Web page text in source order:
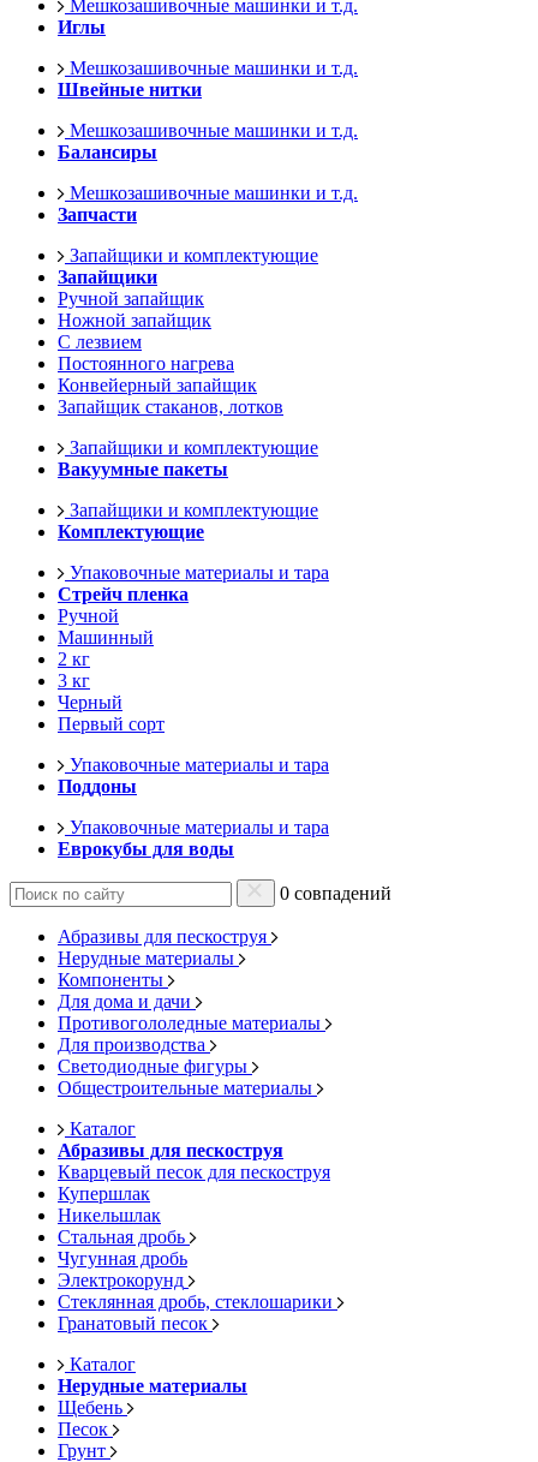
Мешкозашивочные машинки и т.д.
Иглы
Мешкозашивочные машинки и т.д.
Швейные нитки
Мешкозашивочные машинки и т.д.
Балансиры
Мешкозашивочные машинки и т.д.
Запчасти
Запайщики и комплектующие
Запайщики
Ручной запайщик
Ножной запайщик
С лезвием
Постоянного нагрева
Конвейерный запайщик
Запайщик стаканов, лотков
Запайщики и комплектующие
Вакуумные пакеты
Запайщики и комплектующие
Комплектующие
Упаковочные материалы и тара
Стрейч пленка
Ручной
Машинный
2 кг
3 кг
Черный
Первый сорт
Упаковочные материалы и тара
Поддоны
Упаковочные материалы и тара
Еврокубы для воды
0 совпадений
Абразивы для пескоструя
Нерудные материалы
Компоненты
Для дома и дачи
Противогололедные материалы
Для производства
Светодиодные фигуры
Общестроительные материалы
Каталог
Абразивы для пескоструя
Кварцевый песок для пескоструя
Купершлак
Никельшлак
Стальная дробь
Чугунная дробь
Электрокорунд
Стеклянная дробь, стеклошарики
Гранатовый песок
Каталог
Нерудные материалы
Щебень
Песок
Грунт